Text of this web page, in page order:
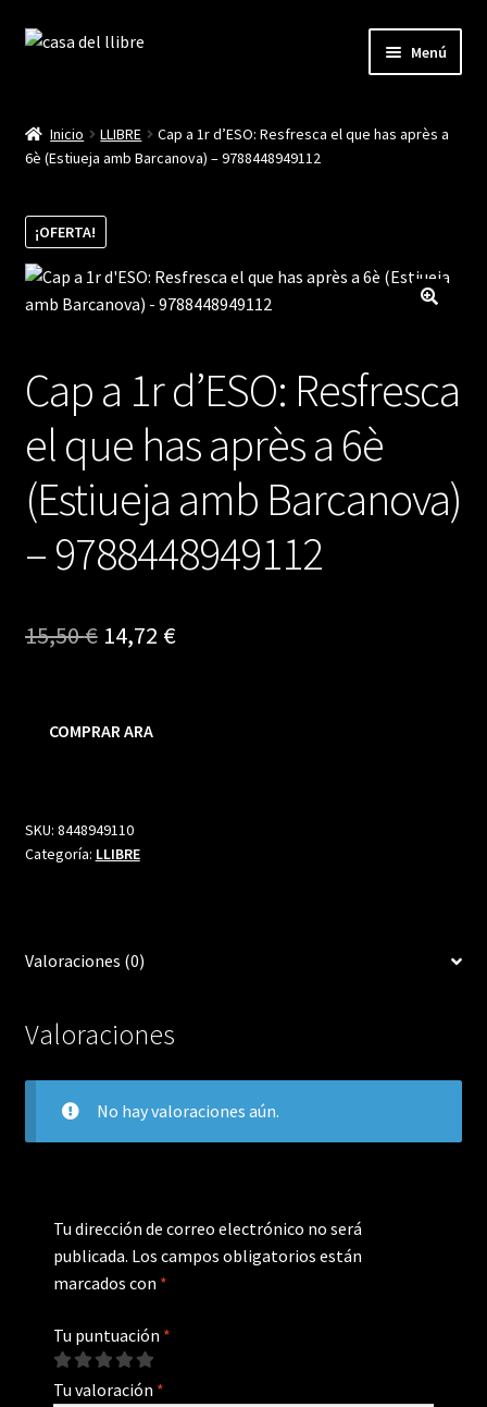
Ir
navegación
Ir
Menú
Blog
Cistella
Finalitzar compra
Inicio LLIBRE
Cap a 1r d’ESO: Resfresca el que has après a
6è (Estiueja amb Barcanova) – 9788448949112
¡OFERTA!
Cap a 1r d’ESO: Resfresca
el que has après a 6è
(Estiueja amb Barcanova)
– 9788448949112
15,50€ El
14,72 €El
COMPRAR ARA
SKU: 8448949110
Categoría: LLIBRE
Valoraciones (0)
Valoraciones
No hay valoraciones aún.
Tu dirección de correo electrónico no será
publicada. Los campos obligatorios están
marcados con *
Tu puntuación *
Tu valoración *